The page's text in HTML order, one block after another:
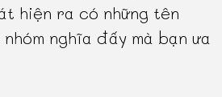
hiện ra có những tên
nghĩa đấy mà bạn ưa